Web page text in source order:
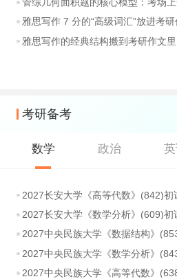
雅思写作 7 分的“高级词汇”放进考
雅思写作的经典结构搬到考研作文
考研备考
数学 政治
2027长安大学《高等代数》(842)初
2027长安大学《数学分析》(609)初
2027中央民族大学《数据结构》
2027中央民族大学《数学分析》
2027中央民族大学《高等代数》